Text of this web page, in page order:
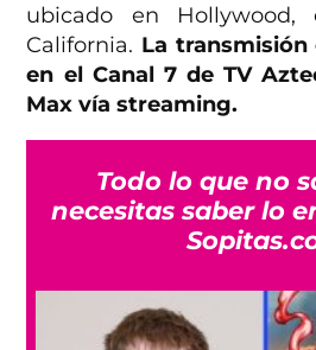
ubicado en Hollywood,
California. La transmisión
en el Canal 7 de TV
Max vía streaming.
Todo lo que no
necesitas saber lo